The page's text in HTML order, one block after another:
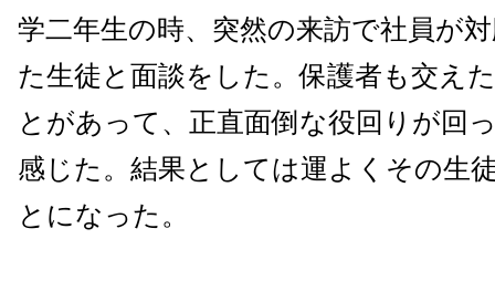
学二年生の時、突然の来訪で社員が
た生徒と面談をした。保護者も交え
とがあって、正直面倒な役回りが回
感じた。結果としては運よくその生
とになった。